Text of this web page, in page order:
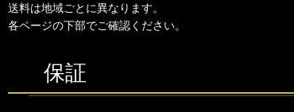
送料は地域ごとに異なります。
各ページの下部でご確認ください。
保証